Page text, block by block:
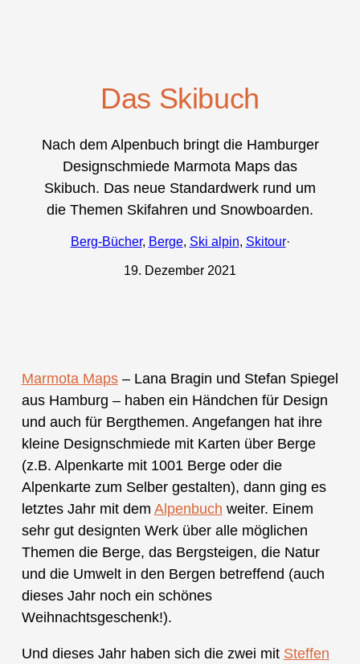
Das Skibuch
Nach dem Alpenbuch bringt die Hamburger
Designschmiede Marmota Maps das
Skibuch. Das neue Standardwerk rund um
die Themen Skifahren und Snowboarden.
Berg-Bücher, Berge, Ski alpin, Skitour·
19. Dezember 2021
Marmota Maps– Lana Bragin und Stefan Spiegel
aus Hamburg – haben ein Händchen für Design
und auch für Bergthemen. Angefangen hat ihre
kleine Designschmiede mit Karten über Berge
(z.B. Alpenkarte mit 1001 Berge oder die
Alpenkarte zum Selber gestalten), dann ging es
letztes Jahr mit dem Alpenbuch weiter. Einem
sehr gut designten Werk über alle möglichen
Themen die Berge, das Bergsteigen, die Natur
und die Umwelt in den Bergen betreffend (auch
dieses Jahr noch ein schönes
Weihnachtsgeschenk!).
Und dieses Jahr haben sich die zwei mit Steffen